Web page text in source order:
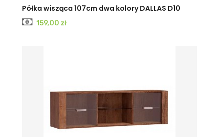
Półka wisząca 107cm dwa kolory DALLAS D10
Cena
159,00 zł